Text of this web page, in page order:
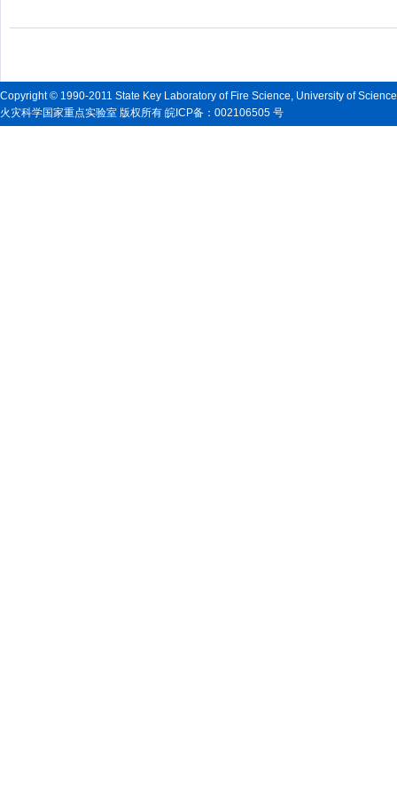
Copyright © 1990-2011 State Key Laboratory of Fire Science, University of
火灾科学国家重点实验室 版权所有 皖ICP备：002106505 号